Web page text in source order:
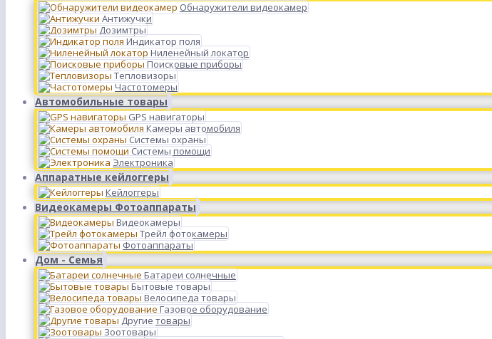
Обнаружители видеокамер
Антижучки
Дозимтры
Индикатор поля
Ниленейный локатор
Поисковые приборы
Тепловизоры
Частотомеры
Автомобильные товары
GPS навигаторы
Камеры автомобиля
Системы охраны
Системы помощи
Электроника
Аппаратные кейлоггеры
Кейлоггеры
Видеокамеры Фотоаппараты
Видеокамеры
Трейл фотокамеры
Фотоаппараты
Дом - Семья
Батареи солнечные
Бытовые товары
Велосипеда товары
Газовое оборудование
Другие товары
Зоотовары